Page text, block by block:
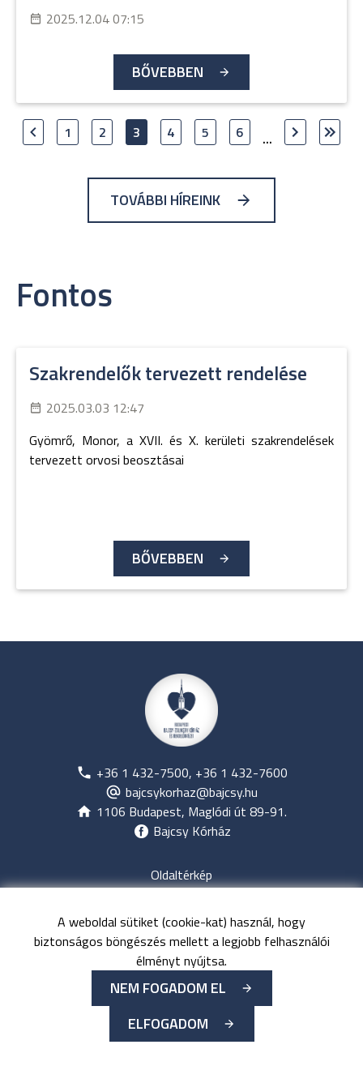
A weboldal sütiket (cookie-kat) használ, hogy
biztonságos böngészés mellett a legjobb felhasználói
élményt nyújtsa.
NEM FOGADOM EL
ELFOGADOM
2025.12.04 07:15
BŐVEBBEN
1 2 3 4 5 6 ...
TOVÁBBI HÍREINK
Fontos
Szakrendelők tervezett rendelése
2025.03.03 12:47
Gyömrő, Monor, a XVII. és X. kerületi szakrendelések
tervezett orvosi beosztásai
BŐVEBBEN
+36 1 432-7500, +36 1 432-7600
bajcsykorhaz@bajcsy.hu
1106 Budapest, Maglódi út 89-91.
Bajcsy Kórház
Oldaltérkép
Jogi nyilatkozat
Adatvédelem
Közérdekű adatok
Kapcsolat
Minden jog fenntartva
Budapesti Bajcsy-Zsilinszky
Kórház és Rendelőintézet-